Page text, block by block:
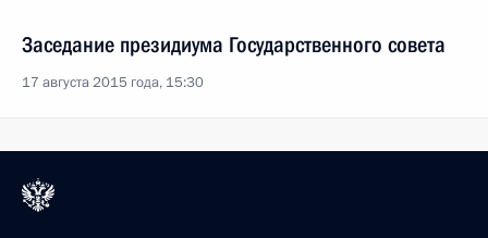
Заседание президиума Государственного совета
17 августа 2015 года, 15:30